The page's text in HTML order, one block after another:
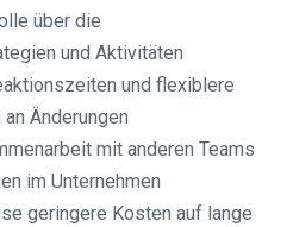
über die
und Aktivitäten
und flexiblere
Änderungen
mit anderen Teams
im Unternehmen
geringere Kosten auf lange